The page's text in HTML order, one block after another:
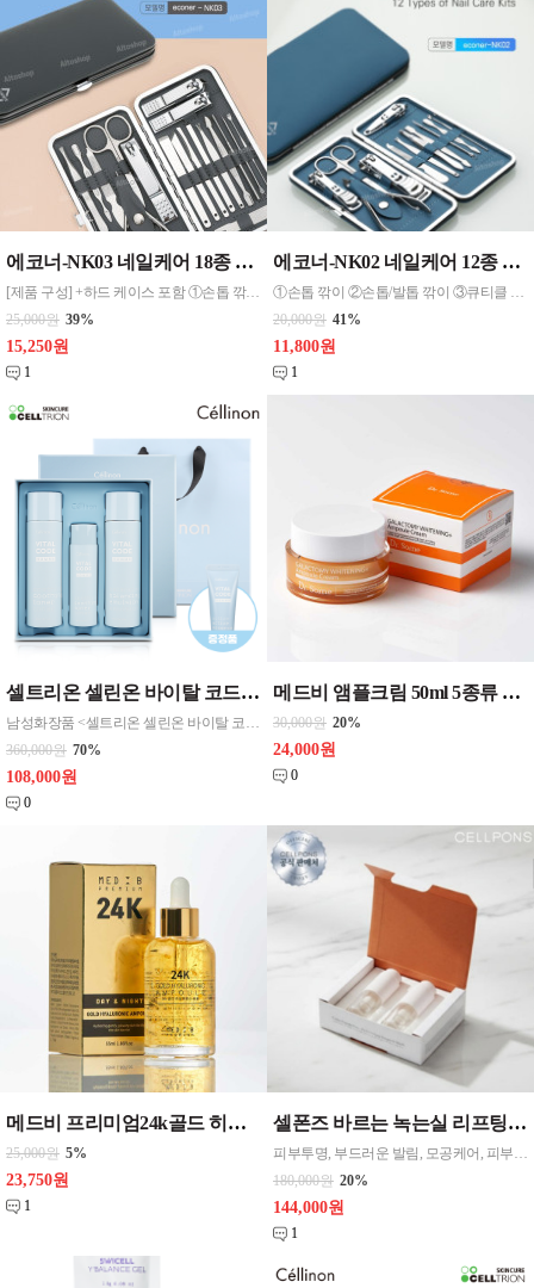
에코너-NK03 네일케어 18종 키트 / 대량물량 및 1도 인쇄 별도 문의주세요
[제품 구성] +하드 케이스 포함 ①손톱 깎이 ②손톱/발톱 깎이 ③큐티클 깎이 ④발톱 니퍼 ⑤미용 가위 ⑥압출기 ⑦퀴이개 ⑧나선형 귀이개 ⑨발톱 파일 ⑩손톱 파일 ⑪족집게 ⑫브이형 밀대 13. 사선양면밀대 14. 뾰족양면밀대 15. 발각질밀대(대) 16. 발각질 밀대(소) 17. 발각질밀대(사선) 18. 발꿈치 각질밀대
25,000원 39%
15,250원
1
에코너-NK02 네일케어 12종 키트 / 대량물량 및 1도 인쇄 문의주세요
①손톱 깎이 ②손톱/발톱 깎이 ③큐티클 깎이 ④발톱 니퍼 ⑤미용 가위 ⑥손톱 파일 ⑦족집게 ⑧브이형 밀대 ⑨사선 양면 밀대 ⑩뾰족 양면 밀대 ⑪압출기 ⑫귀이개
20,000원 41%
11,800원
1
셀트리온 셀린온 바이탈 코드 옴므 스킨케어 2종세트+(사은품증정) 셀트리온 바이탈 코드 옴므 액티브 에센스(사은품)[B0099], 화장품
남성화장품 <셀트리온 셀린온 바이탈 코드 옴므 스킨케어 2종세트> ▫ 구성 : 2종 세트
360,000원 70%
108,000원
0
메드비 앰플크림 50ml 5종류 닥터썸에이지컨트롤/닥터썸워터드롭/닥터썸E.G.F.리커버/닥터썸갈락토미미백/닥터썸레드클리어
30,000원 20%
24,000원
0
메드비 프리미엄24k골드 히알루론산 앰플 55ml 1개 화장품
25,000원 5%
23,750원
1
셀폰즈 바르는 녹는실 리프팅 앰플 6주 6병 고래 펩타이드 FGF2 탄력 세럼 마스크
피부투명, 부드러운 발림, 모공케어, 피부탄력 페이스용, 팔자주름 원터치형 3.3ml(g) 촉촉함(수분공급), 흡수력 ,모든피부용, 복합, 지성
180,000원 20%
144,000원
1